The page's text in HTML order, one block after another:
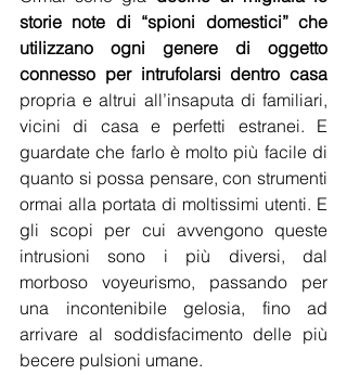
storie note di “spioni domestici” che
utilizzano ogni genere di oggetto
connesso per intrufolarsi dentro casa
propria e altrui all’insaputa di familiari,
vicini di casa e perfetti estranei. E
guardate che farlo è molto più facile di
quanto si possa pensare, con strumenti
ormai alla portata di moltissimi utenti. E
gli scopi per cui avvengono queste
intrusioni sono i più diversi, dal
morboso voyeurismo, passando per
una incontenibile gelosia, fino ad
arrivare al soddisfacimento delle più
becere pulsioni umane.